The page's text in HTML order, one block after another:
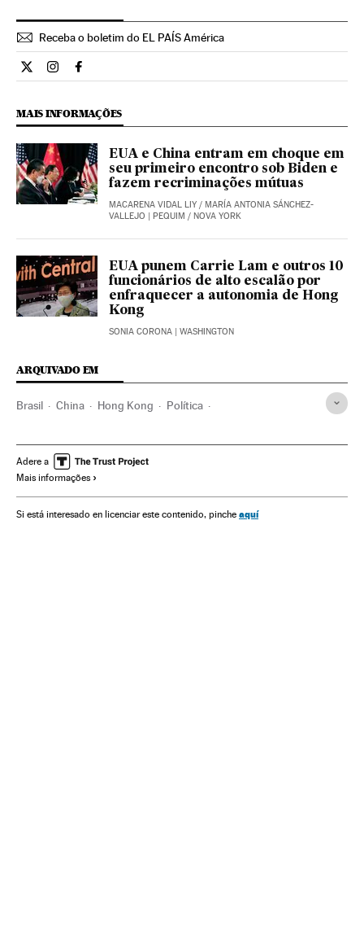
Receba o boletim do EL PAÍS América
Internacional El País Brasil en Twitter
Internacional El País Brasil en Instagram
Internacional El País Brasil en Facebook
MAIS INFORMAÇÕES
EUA e China entram em choque em
seu primeiro encontro sob Biden e
fazem recriminações mútuas
MACARENA VIDAL LIY / MARÍA ANTONIA SÁNCHEZ-
VALLEJO | PEQUIM / NOVA YORK
EUA punem Carrie Lam e outros 10
funcionários de alto escalão por
enfraquecer a autonomia de Hong
Kong
SONIA CORONA | WASHINGTON
ARQUIVADO EM
Brasil China Hong Kong Política
Derechos civiles Elecciones
Adere a
Mais informações
Si está interesado en licenciar este contenido, pinche aquí